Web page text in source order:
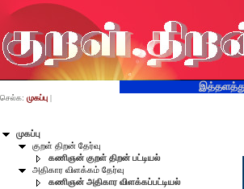
முகப்பு
குறள் திறன் தேர்வு
கணிஞன் குறள் திறன் பட்டியல்
அதிகார விளக்கம் தேர்வு
கணிஞன் அதிகார விளக்கப்பட்டியல்
செல்க: முகப்பு |